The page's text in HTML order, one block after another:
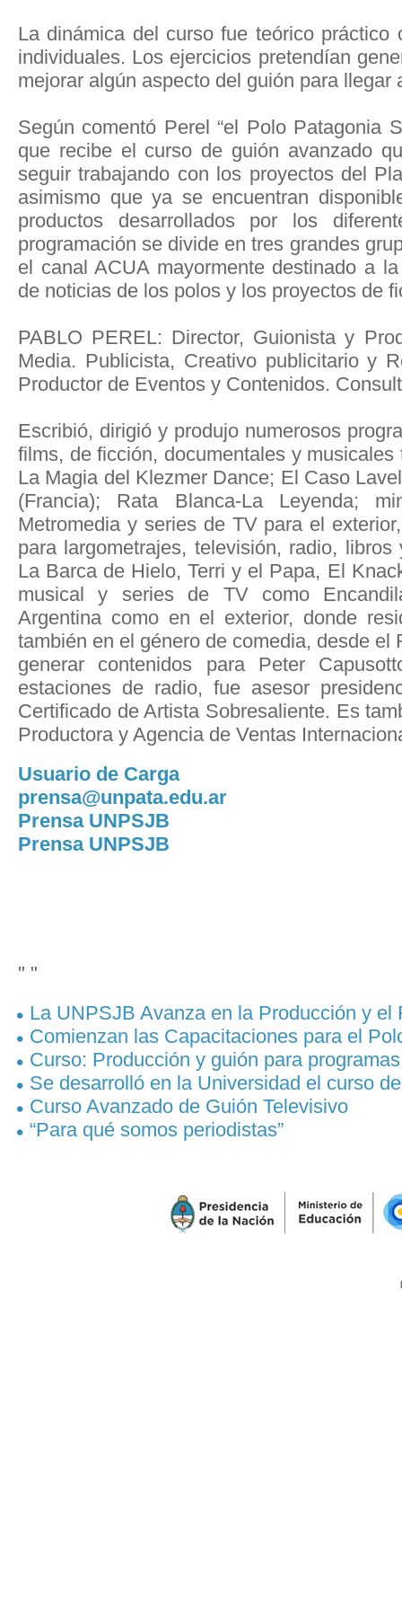
La dinámica del curso fue teórico práctico
individuales. Los ejercicios pretendían
mejorar algún aspecto del guión para llegar
Según comentó Perel “el Polo Patagonia
que recibe el curso de guión avanzado
seguir trabajando con los proyectos del
asimismo que ya se encuentran
productos desarrollados por los
programación se divide en tres grandes
el canal ACUA mayormente destinado a
de noticias de los polos y los proyectos de
PABLO PEREL: Director, Guionista y
Media. Publicista, Creativo publicitario y
Productor de Eventos y Contenidos.
Escribió, dirigió y produjo numerosos
films, de ficción, documentales y
La Magia del Klezmer Dance; El Caso
(Francia); Rata Blanca-La Leyenda;
Metromedia y series de TV para el
para largometrajes, televisión, radio,
La Barca de Hielo, Terri y el Papa, El
musical y series de TV como
Argentina como en el exterior, donde
también en el género de comedia, desde el
generar contenidos para Peter
estaciones de radio, fue asesor
Certificado de Artista Sobresaliente. Es
Productora y Agencia de Ventas
Usuario de Carga
prensa@unpata.edu.ar
Prensa UNPSJB
Prensa UNPSJB
" "
La UNPSJB Avanza en la Producción y el
Comienzan las Capacitaciones para el
Curso: Producción y guión para
Se desarrolló en la Universidad el curso
Curso Avanzado de Guión Televisivo
“Para qué somos periodistas”